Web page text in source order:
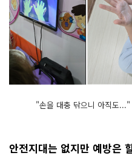
"손을 대충 닦으니 아직도
안전지대는 없지만 예방은